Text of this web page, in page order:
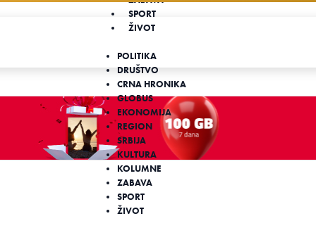
SPORT
ŽIVOT
POLITIKA
DRUŠTVO
CRNA HRONIKA
GLOBUS
EKONOMIJA
REGION
SRBIJA
KULTURA
KOLUMNE
ZABAVA
SPORT
ŽIVOT